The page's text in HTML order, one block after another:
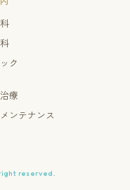
ク
療
ンテナンス
reserved.